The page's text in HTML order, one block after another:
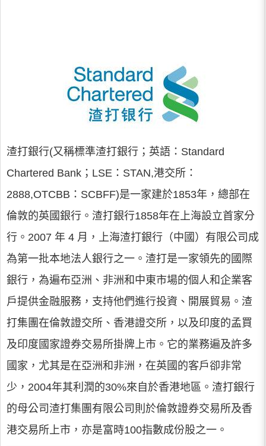
渣打銀行(又稱標準渣打銀行；英語：Standard
Chartered Bank；LSE：STAN,港交所：
2888,OTCBB：SCBFF)是一家建於1853年，總部在
倫敦的英國銀行。渣打銀行1858年在上海設立首家分
行。2007 年 4 月，上海渣打銀行（中國）有限公司成
為第一批本地法人銀行之一。渣打是一家領先的國際
銀行，為遍布亞洲、非洲和中東市場的個人和企業客
戶提供金融服務，支持他們進行投資、開展貿易。渣
打集團在倫敦證交所、香港證交所，以及印度的孟買
及印度國家證券交易所掛牌上市。它的業務遍及許多
國家，尤其是在亞洲和非洲，在英國的客戶卻非常
少，2004年其利潤的30%來自於香港地區。渣打銀行
的母公司渣打集團有限公司則於倫敦證券交易所及香
港交易所上市，亦是富時100指數成份股之一。